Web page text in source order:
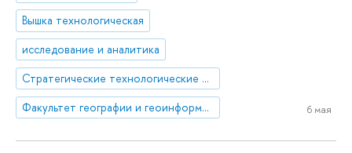
Вышка технологическая
исследование и аналитика
Стратегические технологические проекты
Факультет географии и геоинформационных технологий
6 мая